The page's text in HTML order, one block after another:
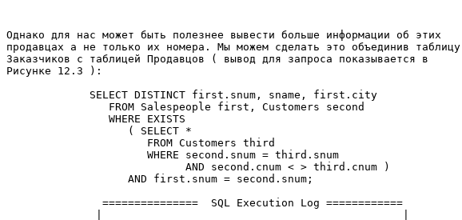
Однако для нас может быть полезнее вывести больше информации об этих
продавцах а не только их номера. Мы можем сделать это объединив таблицу
Заказчиков с таблицей Продавцов ( вывод для запроса показывается в
Рисунке 12.3 ):
             SELECT DISTINCT first.snum, sname, first.city
                FROM Salespeople first, Customers second
                WHERE EXISTS
                   ( SELECT *
                      FROM Customers third
                      WHERE second.snum = third.snum
                            AND second.cnum < > third.cnum )
                   AND first.snum = second.snum;
               ===============  SQL Execution Log ============